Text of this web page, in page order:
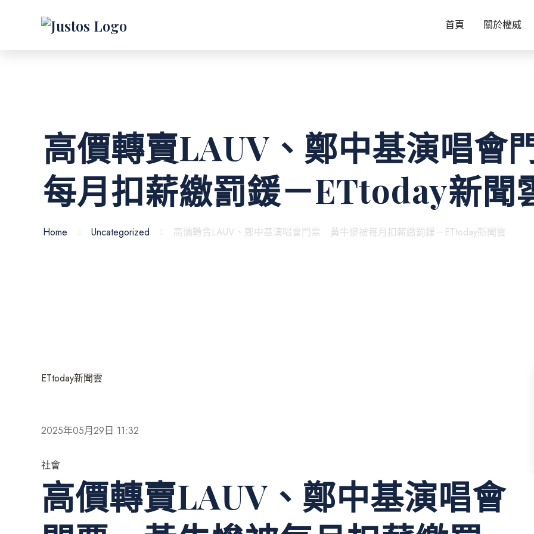
首頁 關於權威
高價轉賣LAUV、鄭中基演唱
每月扣薪繳罰鍰－ETtoday新聞
Home Uncategorized 高價轉賣LAUV、鄭中基演唱會門票 黃牛慘被每月扣薪繳罰鍰－ETtoday新聞雲
ETtoday新聞雲
2025年05月29日 11:32
社會
高價轉賣LAUV、鄭中基演唱會